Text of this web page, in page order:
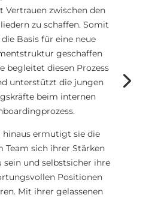
Vertrauen zwischen den
zu schaffen. Somit
Basis für eine neue
geschaffen
begleitet diesen Prozess
unterstützt die jungen
beim internen
hinaus ermutigt sie die
Team sich ihrer Stärken
sein und selbstsicher ihre
Positionen
Mit ihrer gelassenen